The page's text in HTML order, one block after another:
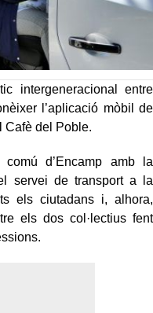
intergeneracional entre
l’aplicació mòbil de
Cafè del Poble.
comú d’Encamp amb la
servei de transport a la
els ciutadans i, alhora,
els dos col·lectius fent